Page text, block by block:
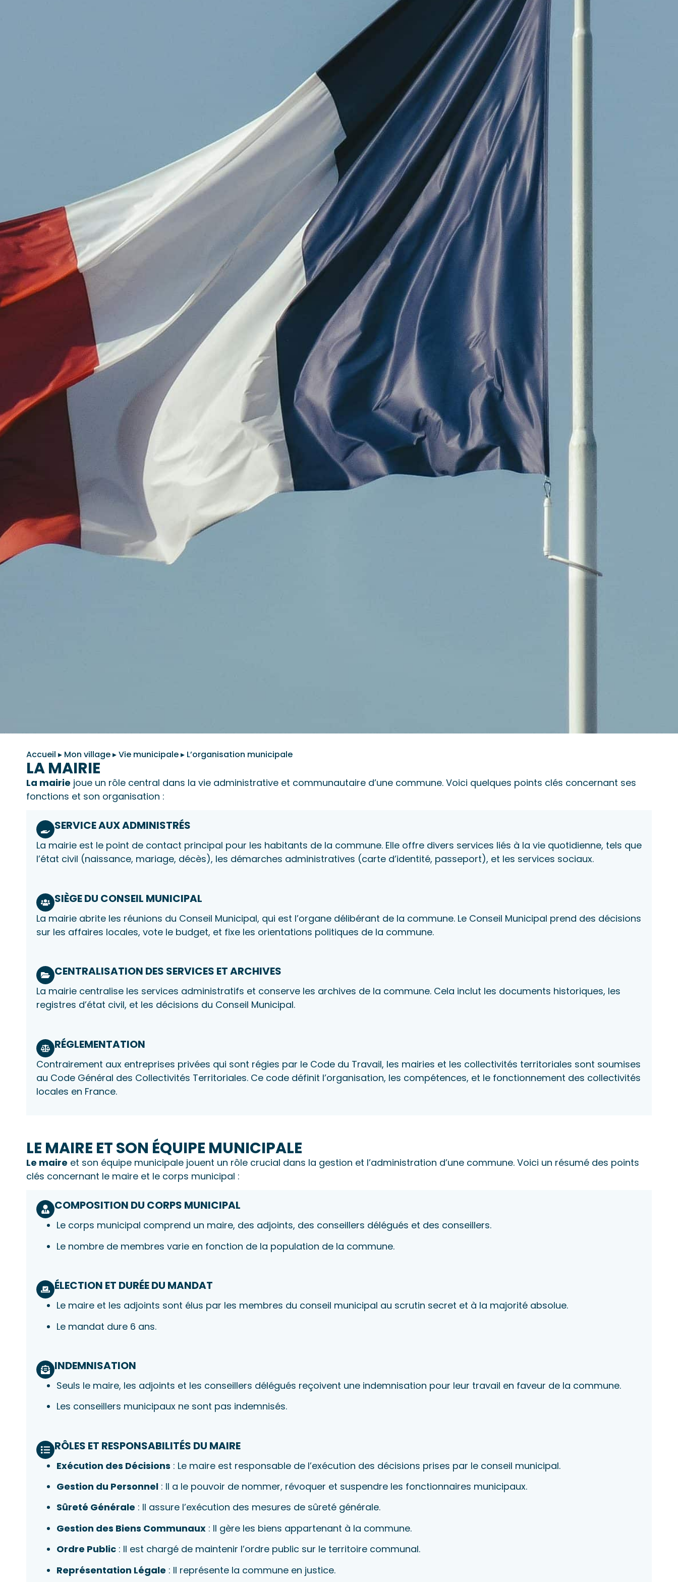
Accueil ▸ Mon village▸Vie municipale▸ L’organisation municipale
LA MAIRIE
La mairie joue un rôle central dans la vie administrative et communautaire d’une commune. Voici quelques points clés concernant ses
fonctions et son organisation :
SERVICE AUX ADMINISTRÉS
La mairie est le point de contact principal pour les habitants de la commune. Elle offre divers services liés à la vie quotidienne, tels que
l’état civil (naissance, mariage, décès), les démarches administratives (carte d’identité, passeport), et les services sociaux.
SIÈGE DU CONSEIL MUNICIPAL
La mairie abrite les réunions du Conseil Municipal, qui est l’organe délibérant de la commune. Le Conseil Municipal prend des décisions
sur les affaires locales, vote le budget, et fixe les orientations politiques de la commune.
CENTRALISATION DES SERVICES ET ARCHIVES
La mairie centralise les services administratifs et conserve les archives de la commune. Cela inclut les documents historiques, les
registres d’état civil, et les décisions du Conseil Municipal.
RÉGLEMENTATION
Contrairement aux entreprises privées qui sont régies par le Code du Travail, les mairies et les collectivités territoriales sont soumises
au Code Général des Collectivités Territoriales. Ce code définit l’organisation, les compétences, et le fonctionnement des collectivités
locales en France.
LE MAIRE ET SON ÉQUIPE MUNICIPALE
Le maire et son équipe municipale jouent un rôle crucial dans la gestion et l’administration d’une commune. Voici un résumé des points
clés concernant le maire et le corps municipal :
COMPOSITION DU CORPS MUNICIPAL
Le corps municipal comprend un maire, des adjoints, des conseillers délégués et des conseillers.
Le nombre de membres varie en fonction de la population de la commune.
ÉLECTION ET DURÉE DU MANDAT
Le maire et les adjoints sont élus par les membres du conseil municipal au scrutin secret et à la majorité absolue.
Le mandat dure 6 ans.
INDEMNISATION
Seuls le maire, les adjoints et les conseillers délégués reçoivent une indemnisation pour leur travail en faveur de la commune.
Les conseillers municipaux ne sont pas indemnisés.
RÔLES ET RESPONSABILITÉS DU MAIRE
Exécution des Décisions : Le maire est responsable de l’exécution des décisions prises par le conseil municipal.
Gestion du Personnel : Il a le pouvoir de nommer, révoquer et suspendre les fonctionnaires municipaux.
Sûreté Générale : Il assure l’exécution des mesures de sûreté générale.
Gestion des Biens Communaux : Il gère les biens appartenant à la commune.
Ordre Public : Il est chargé de maintenir l’ordre public sur le territoire communal.
Représentation Légale : Il représente la commune en justice.